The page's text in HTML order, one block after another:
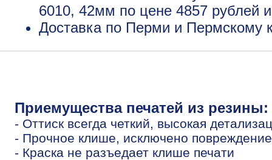
6010, 42мм по цене 4857 рублей
Доставка по Перми и Пермскому
Приемущества печатей из резины:
- Оттиск всегда четкий, высокая
- Прочное клише, исключено
- Краска не разъедает клише печати